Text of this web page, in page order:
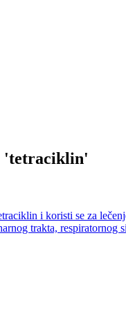
'tetraciklin'
i koristi se za
trakta, respiratornog